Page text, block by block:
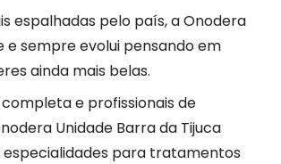
espalhadas pelo país, a Onodera
e sempre evolui pensando em
ainda mais belas.
e profissionais de
Unidade Barra da Tijuca
especialidades para tratamentos